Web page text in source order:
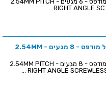
טרמינל בלוק למעגל מודפס - 8 מגעים - 2.54MM